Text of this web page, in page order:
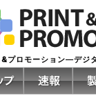
&プロモーション―デ